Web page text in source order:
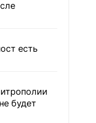
есть
будет